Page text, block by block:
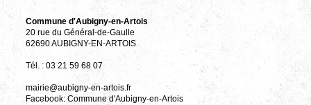
Commune d'Aubigny-en-Artois
20 rue du Général-de-Gaulle
62690 AUBIGNY-EN-ARTOIS
Tél. : 03 21 59 68 07
mairie@aubigny-en-artois.fr
Facebook: Commune d'Aubigny-en-Artois